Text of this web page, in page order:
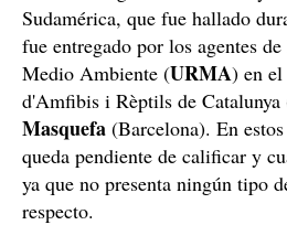
Sudamérica, que fue hallado
fue entregado por los agentes
Medio Ambiente (URMA) en el
d'Amfibis i Rèptils de Catalunya
Masquefa (Barcelona). En
queda pendiente de calificar y
ya que no presenta ningún tipo
respecto.